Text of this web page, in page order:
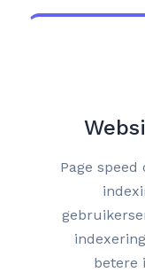
Page
betere